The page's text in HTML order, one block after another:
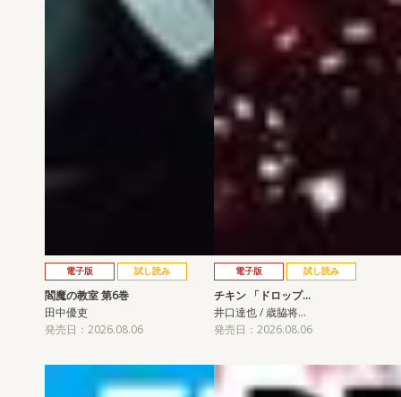
電子版 試し読み
閻魔の教室 第6巻
田中優吏
発売日：2026.08.06
電子版 試し読み
チキン 「ドロップ…
井口達也 / 歳脇将…
発売日：2026.08.06